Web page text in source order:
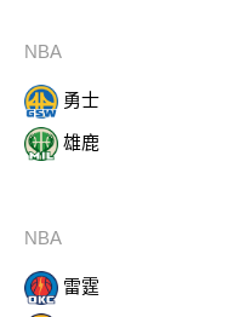
NBA
勇士
雄鹿
NBA
雷霆